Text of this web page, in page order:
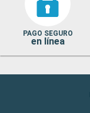
PAGO SEGURO
en línea